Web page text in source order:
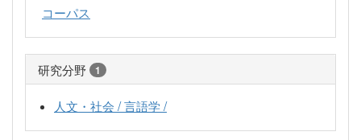
コーパス
研究分野 1
人文・社会 / 言語学 /